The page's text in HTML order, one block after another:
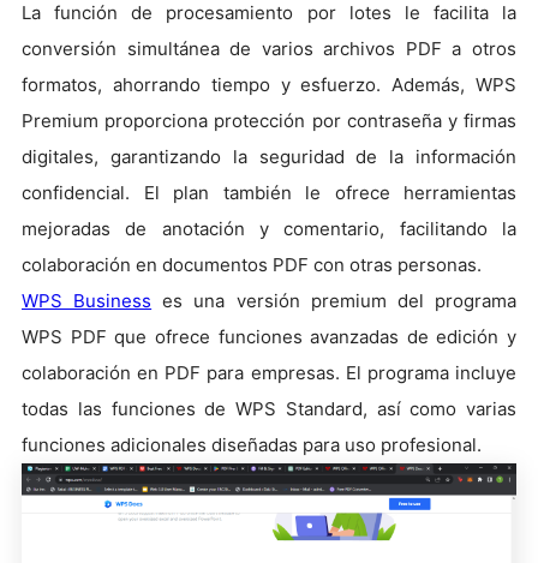
La función de procesamiento por lotes le facilita la
conversión simultánea de varios archivos PDF a otros
formatos, ahorrando tiempo y esfuerzo. Además, WPS
Premium proporciona protección por contraseña y firmas
digitales, garantizando la seguridad de la información
confidencial. El plan también le ofrece herramientas
mejoradas de anotación y comentario, facilitando la
colaboración en documentos PDF con otras personas.
WPS Business es una versión premium del programa
WPS PDF que ofrece funciones avanzadas de edición y
colaboración en PDF para empresas. El programa incluye
todas las funciones de WPS Standard, así como varias
funciones adicionales diseñadas para uso profesional.